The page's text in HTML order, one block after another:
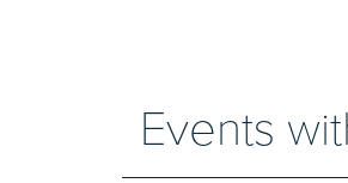
Events